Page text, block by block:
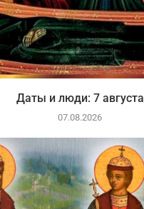
Даты и люди: 7 августа
07.08.2026